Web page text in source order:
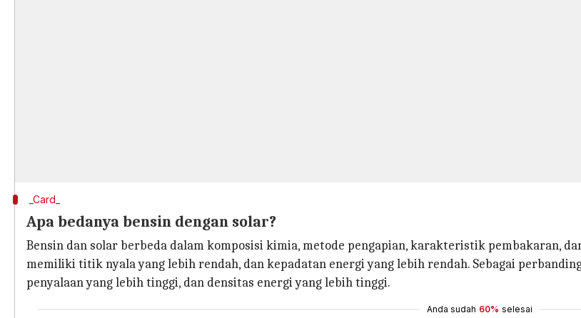
_Card_
Apa bedanya bensin dengan solar?
Bensin dan solar berbeda dalam komposisi kimia, metode pengapian, karakteristik pembakaran,
memiliki titik nyala yang lebih rendah, dan kepadatan energi yang lebih rendah. Sebagai
penyalaan yang lebih tinggi, dan densitas energi yang lebih tinggi.
Anda sudah 60% selesai